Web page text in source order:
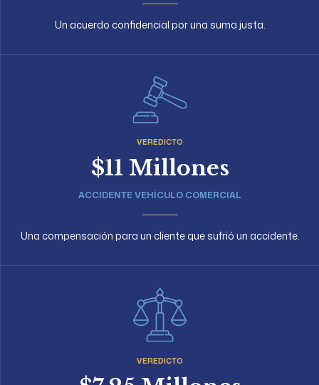
Un acuerdo confidencial por una suma justa.
VEREDICTO
$11 Millones
ACCIDENTE VEHÍCULO COMERCIAL
Una compensación para un cliente que sufrió un accidente.
VEREDICTO